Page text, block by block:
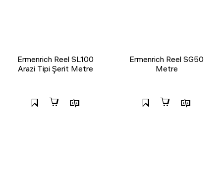
Ermenrich Reel SL100
Arazi Tipi Şerit Metre
Ermenrich Reel SG50
Metre